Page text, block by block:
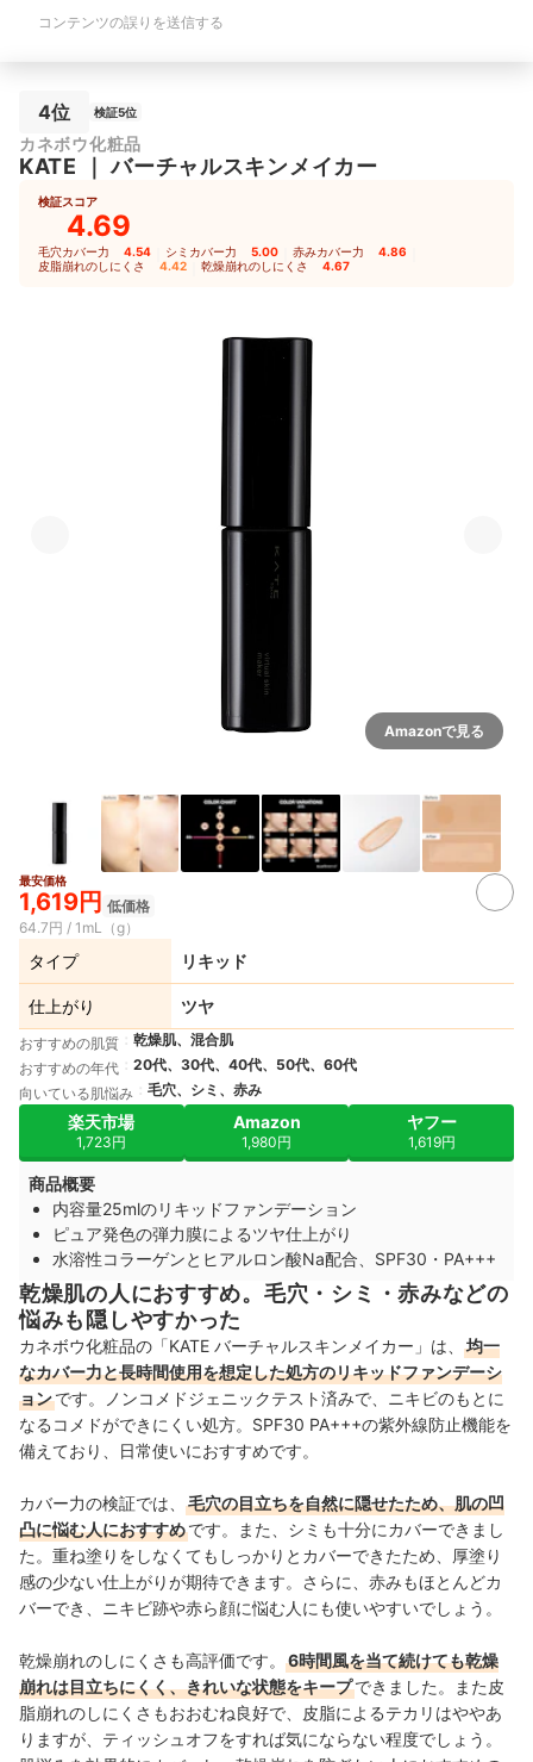
コンテンツの誤りを送信する
4位 検証5位
カネボウ化粧品
KATE ｜バーチャルスキンメイカー
検証スコア
4.69
毛穴カバー力 4.54 シミカバー力 5.00 赤みカバー力 4.86
皮脂崩れのしにくさ 4.42 乾燥崩れのしにくさ 4.67
Amazonで見る
最安価格
1,619円 低価格
64.7円 / 1mL（g）
タイプ リキッド
仕上がり ツヤ
おすすめの肌質
乾燥肌、混合肌
おすすめの年代
20代、30代、40代、50代、60代
向いている肌悩み
毛穴、シミ、赤み
楽天市場
1,723円
Amazon
1,980円
ヤフー
1,619円
商品概要
内容量25mlのリキッドファンデーション
ピュア発色の弾力膜によるツヤ仕上がり
水溶性コラーゲンとヒアルロン酸Na配合、SPF30・PA+++
乾燥肌の人におすすめ。毛穴・シミ・赤みなどの
悩みも隠しやすかった
カネボウ化粧品の「KATE バーチャルスキンメイカー」は、
均一
なカバー力と長時間使用を想定した処方のリキッドファンデーシ
ョンです。ノンコメドジェニックテスト済みで、ニキビのもとに
なるコメドができにくい処方。SPF30 PA+++の紫外線防止機能を
備えており、日常使いにおすすめです。
カバー力の検証では、
毛穴の目立ちを自然に隠せたため、肌の凹
凸に悩む人におすすめです。また、シミも十分にカバーできまし
た。重ね塗りをしなくてもしっかりとカバーできたため、厚塗り
感の少ない仕上がりが期待できます。さらに、赤みもほとんどカ
バーでき、ニキビ跡や赤ら顔に悩む人にも使いやすいでしょう。
乾燥崩れのしにくさも高評価です。
6時間風を当て続けても乾燥
崩れは目立ちにくく、きれいな状態をキープできました。また皮
脂崩れのしにくさもおおむね良好で、皮脂によるテカリはややあ
りますが、ティッシュオフをすれば気にならない程度でしょう。